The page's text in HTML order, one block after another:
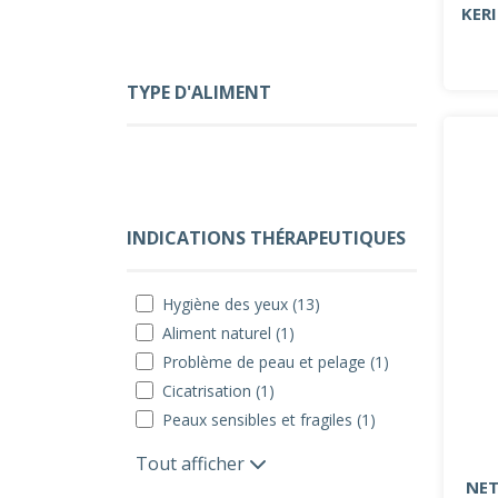
TYPE D'ALIMENT
INDICATIONS THÉRAPEUTIQUES
Hygiène des yeux (13)
Aliment naturel (1)
Problème de peau et pelage (1)
Cicatrisation (1)
Peaux sensibles et fragiles (1)
Tout afficher